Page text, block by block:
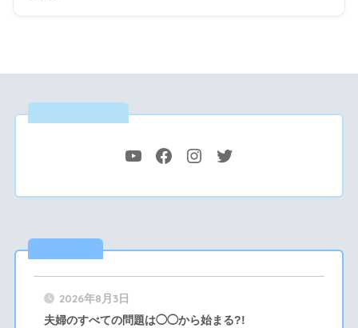
2026年8月3日
夫婦のすべての問題は◯◯から始まる?!